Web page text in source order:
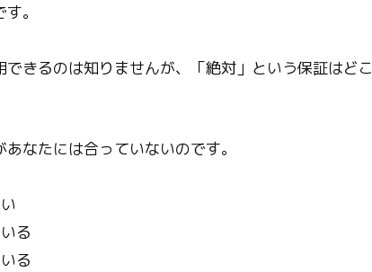
。
きるのは知りませんが、「絶対」という保証はどこ
なたには合っていないのです。
る
る